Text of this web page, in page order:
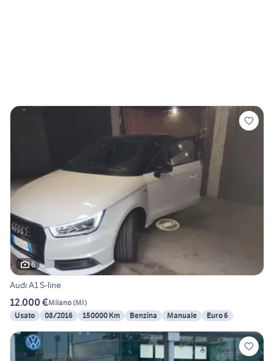
6
Audi A1 S-line
12.000 €Milano(MI)
Usato
08/2016 150000 Km Benzina Manuale Euro 6